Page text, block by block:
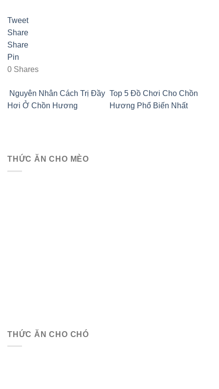
Tweet
Share
Share
Pin
0 Shares
Nguyên Nhân Cách Trị Đầy
Hơi Ở Chồn Hương
Top 5 Đồ Chơi Cho Chồn
Hương Phổ Biến Nhất
THỨC ĂN CHO MÈO
THỨC ĂN CHO CHÓ